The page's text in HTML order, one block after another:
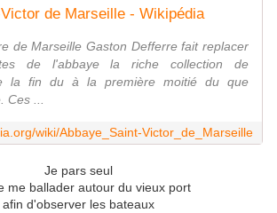
de Marseille - Wikipédia
de Marseille Gaston Defferre fait replacer
de l'abbaye la riche collection de
la fin du à la première moitié du que
...
wiki/Abbaye_Saint-Victor_de_Marseille
Je pars seul
me ballader autour du vieux port
afin d'observer les bateaux